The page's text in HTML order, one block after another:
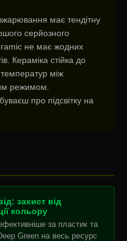
має тендітну
серйозного
не має жодних
Кераміка стійка до
між
режимом.
про підсвітку на
захист від
кольору
за пластик та
Green на весь ресурс